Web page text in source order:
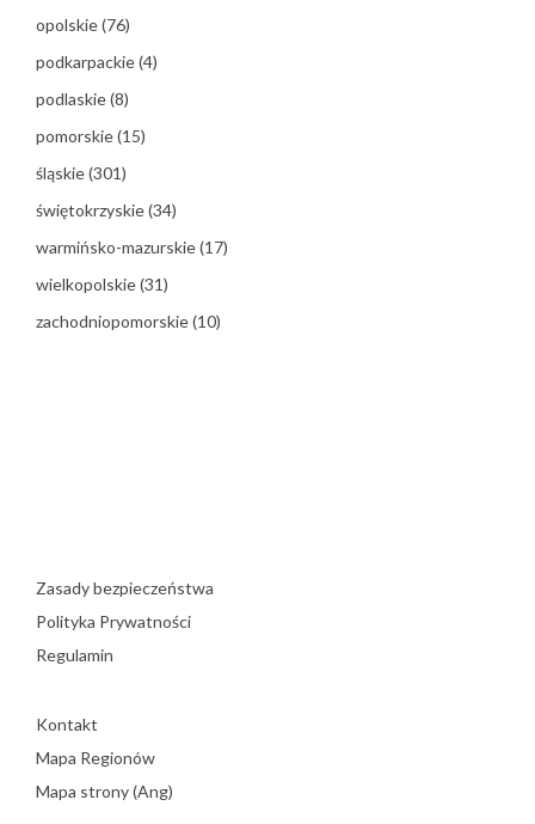
opolskie(76)
podkarpackie(4)
podlaskie(8)
pomorskie(15)
śląskie(301)
świętokrzyskie(34)
warmińsko-mazurskie(17)
wielkopolskie(31)
zachodniopomorskie(10)
Zasady bezpieczeństwa
Polityka Prywatności
Regulamin
Kontakt
Mapa Regionów
Mapa strony (Ang)